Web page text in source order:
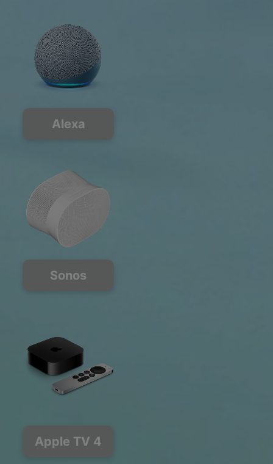
Alexa
Sonos
Apple TV 4